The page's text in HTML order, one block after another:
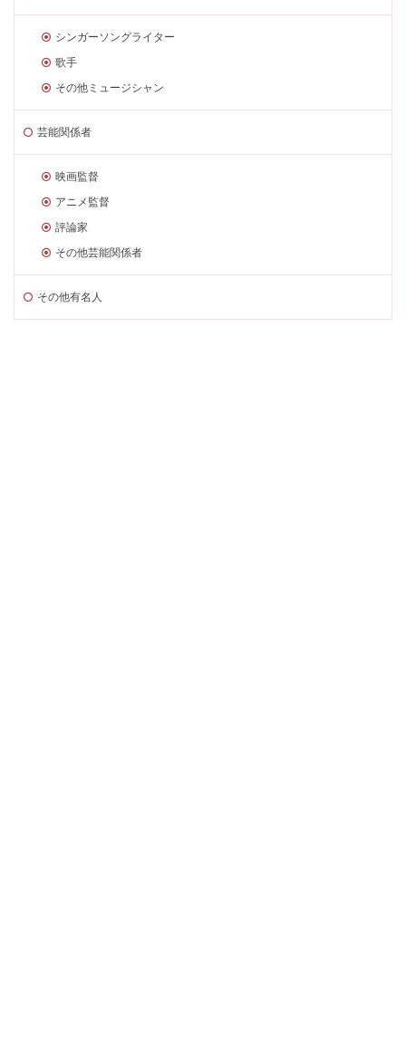
シンガーソングライター
歌手
その他ミュージシャン
芸能関係者
映画監督
アニメ監督
評論家
その他芸能関係者
その他有名人